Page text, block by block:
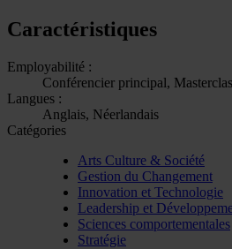
Caractéristiques
Employabilité :
Conférencier principal,
Langues :
Anglais, Néerlandais
Catégories
Arts Culture & Société
Gestion du Changement
Innovation et Technologie
Leadership et
Sciences comportementales
Stratégie